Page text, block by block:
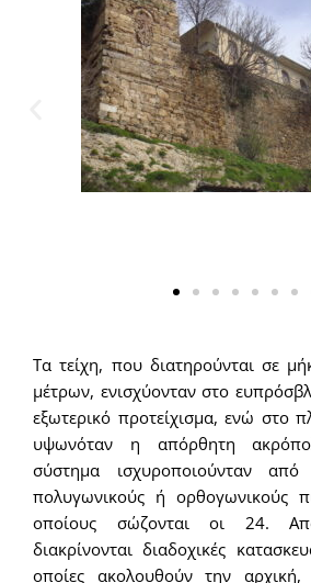
Τα τείχη, που διατηρούνται σε
μέτρων, ενισχύονταν στο
εξωτερικό προτείχισμα, ενώ στο
υψωνόταν η απόρθητη
σύστημα ισχυροποιούνταν
πολυγωνικούς ή ορθογωνικούς
οποίους σώζονται οι 24.
διακρίνονται διαδοχικές
οποίες ακολουθούν την αρχική,